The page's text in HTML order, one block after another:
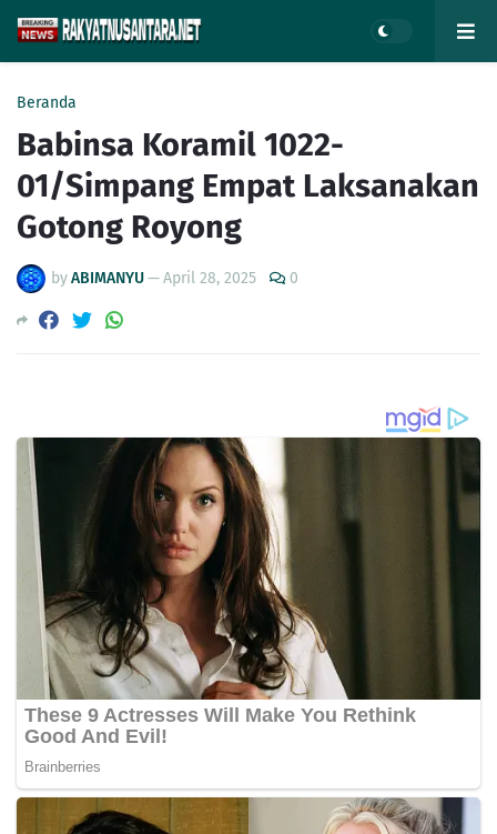
Beranda
Babinsa Koramil 1022-
01/Simpang Empat Laksanakan
Gotong Royong
byABIMANYU—April 28, 2025 0